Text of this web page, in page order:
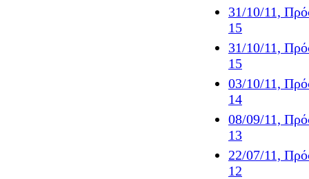
31/10/11,
15
31/10/11,
15
03/10/11,
14
08/09/11,
13
22/07/11,
12